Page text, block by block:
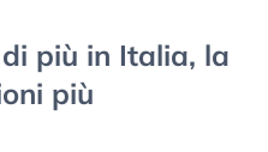
più in Italia, la
più